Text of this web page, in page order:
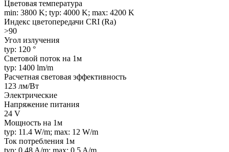
Цветовая температура
min: 3800 K; typ: 4000 K; max: 4200 K
Индекс цветопередачи CRI (Ra)
>90
Угол излучения
typ: 120 °
Световой поток на 1м
typ: 1400 lm/m
Расчетная световая эффективность
123 лм/Вт
Электрические
Напряжение питания
24 V
Мощность на 1м
typ: 11.4 W/m; max: 12 W/m
Ток потребления 1м
typ: 0.48 A/m; max: 0.5 A/m